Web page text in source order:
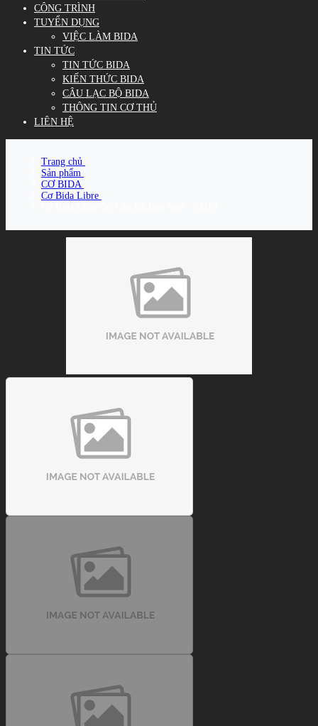
CÔNG TRÌNH
TUYỂN DỤNG
VIỆC LÀM BIDA
TIN TỨC
TIN TỨC BIDA
KIẾN THỨC BIDA
CÂU LẠC BỘ BIDA
THÔNG TIN CƠ THỦ
LIÊN HỆ
Trang chủ
Sản phẩm
CƠ BIDA
Cơ Bida Libre